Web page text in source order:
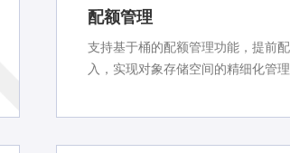
配额管理
支持基于桶的配额管理功能，提前
入，实现对象存储空间的精细化管理